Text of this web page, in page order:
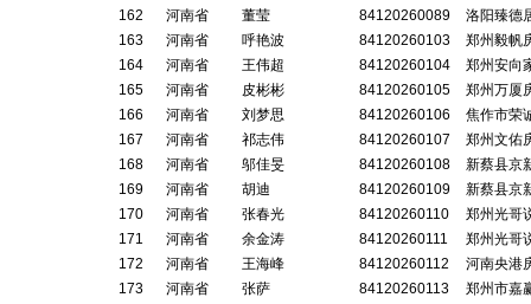
162
河南省 董莹 84120260089
洛阳臻德
163
河南省 呼艳波 84120260103
郑州毅帆
164
河南省 王伟超 84120260104
郑州安向
165
河南省 皮彬彬 84120260105
郑州万厦
166
河南省 刘梦思 84120260106
焦作市荣
167
河南省 祁志伟 84120260107
郑州文佑
168
河南省 邬佳旻 84120260108
新蔡县京
169
河南省 胡迪 84120260109
新蔡县京
170
河南省 张春光 84120260110
郑州光哥
171
河南省 余金涛 84120260111
郑州光哥
172
河南省 王海峰 84120260112
河南央港
173
河南省 张萨 84120260113
郑州市嘉